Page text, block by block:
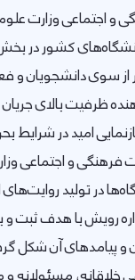
و اجتماعی وزارت
کشور در
و گفت: در مجموع ۹۴۲ اثر از
ظرفیت بالای
امید در شرایط
و اجتماعی
در تولید
رویش با هدف ثبت و
و پیامدهای آن شکل